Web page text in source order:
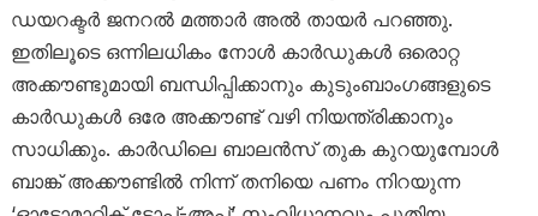
ഡയറക്ടർ ജനറൽ മത്താർ അൽ തായർ പറഞ്ഞു.
ഇതിലൂടെ ഒന്നിലധികം നോൾ കാർഡുകൾ ഒരൊറ്റ
അക്കൗണ്ടുമായി ബന്ധിപ്പിക്കാനും കുടുംബാംഗങ്ങളുടെ
കാർഡുകൾ ഒരേ അക്കൗണ്ട് വഴി നിയന്ത്രിക്കാനും
സാധിക്കും. കാർഡിലെ ബാലൻസ് തുക കുറയുമ്പോൾ
ബാങ്ക് അക്കൗണ്ടിൽ നിന്ന് തനിയെ പണം നിറയുന്ന